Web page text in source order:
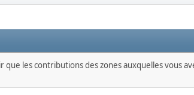
les contributions des zones auxquelles vous